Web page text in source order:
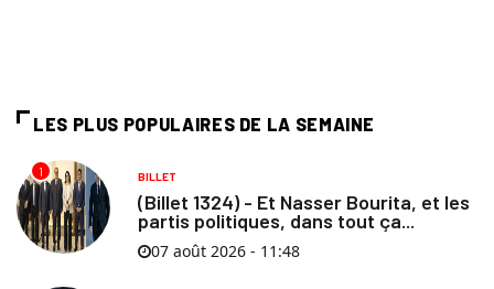
LES PLUS POPULAIRES DE LA SEMAINE
1 BILLET
(Billet 1324) - Et Nasser Bourita, et les
partis politiques, dans tout ça...
07 août 2026 - 11:48